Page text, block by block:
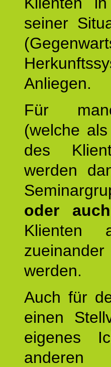
seiner
Anliegen.
Für
(welche
des
werden
oder
Klienten
werden.
Auch für
einen
eigenes